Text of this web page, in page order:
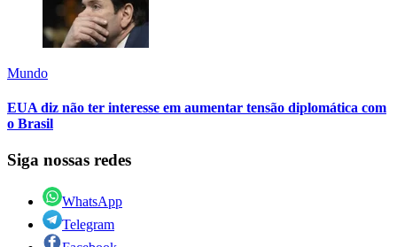
Mundo
EUA diz não ter interesse em aumentar tensão diplomática com
o Brasil
Siga nossas redes
WhatsApp
Telegram